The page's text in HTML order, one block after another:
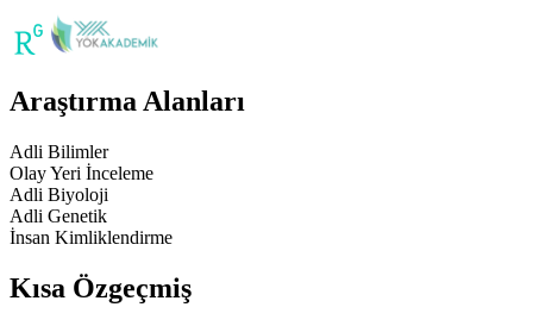
Araştırma Alanları
Adli Bilimler
Olay Yeri İnceleme
Adli Biyoloji
Adli Genetik
İnsan Kimliklendirme
Kısa Özgeçmiş